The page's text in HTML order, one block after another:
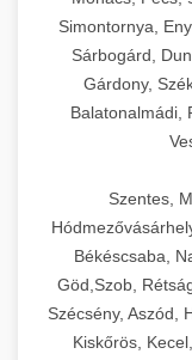
Simontornya,
Sárbogárd,
Gárdony,
Balatonalmádi,
Szentes,
Békéscsaba,
Göd,Szob,
Szécsény, Aszód,
Kiskőrös,